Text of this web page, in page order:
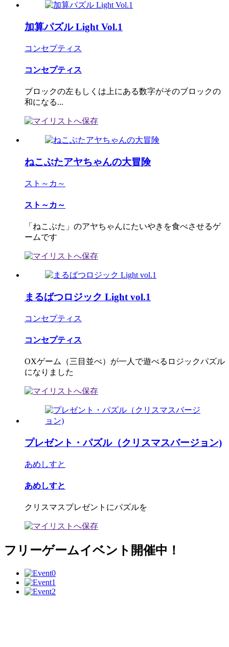
加算パズル Light Vol.1
コンセプティス
コンセプティス
ブロックの左もしくは上にある数字がそのブロックの
和になる...
ねこぶたアヤちゃんの大冒険
スト～カ～
スト～カ～
「ねこぶた」のアヤちゃんにたいやきを食べさせるゲ
ームです
まるばつロジック Light vol.1
コンセプティス
コンセプティス
OXゲーム（三目並べ）が一人で遊べるロジックパズル
になりました
プレゼント・パズル（クリスマスバージョン)
あめしすと
あめしすと
クリスマスプレゼントにパズルを
フリーゲームイベント開催中！